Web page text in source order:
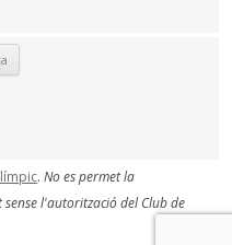
. No es permet la
l'autorització del Club de